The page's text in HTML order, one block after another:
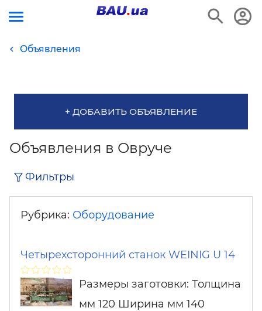
Объявления
+ ДОБАВИТЬ ОБЪЯВЛЕНИЕ
Объявления в Овруче
Фильтры
Рубрика: Оборудование
Четырехсторонний станок WEINIG U 14
Размеры заготовки: Толщина
мм 120 Ширина мм 140